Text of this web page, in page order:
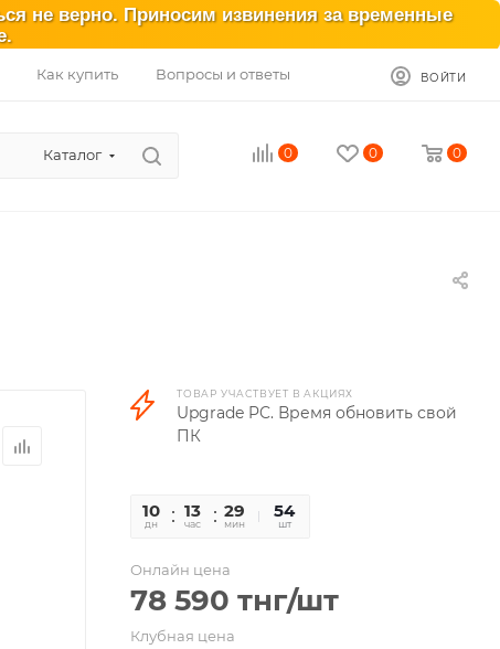
не верно. Приносим извинения за временные
Как купить Вопросы и ответы ВОЙТИ
Каталог 0 0 0
ТОВАР УЧАСТВУЕТ В АКЦИЯХ
Upgrade PC. Время обновить свой
ПК
10
дн
13
час
29
мин
35
сек
54
шт
Онлайн цена
78 590 тнг/шт
Клубная цена